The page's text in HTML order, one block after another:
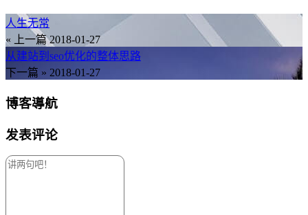
人生无常
« 上一篇 2018-01-27
从建站到seo优化的整体思路
下一篇 » 2018-01-27
博客導航
发表评论